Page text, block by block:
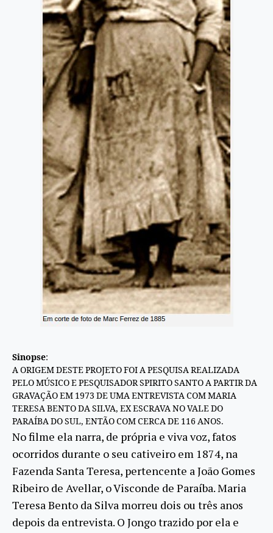
Sinopse:
A ORIGEM DESTE PROJETO FOI A PESQUISA REALIZADA
PELO MÚSICO E PESQUISADOR SPIRITO SANTO A PARTIR DA
GRAVAÇÃO EM 1973 DE UMA ENTREVISTA COM MARIA
TERESABENTO DA SILVA, EX ESCRAVA NO VALE DO
PARAÍBA DO SUL, ENTÃO COM CERCADE 116 ANOS.
No filme ela narra, de própria e viva voz, fatos
ocorridos durante o seu cativeiro em 1874, na
Fazenda Santa Teresa, pertencente a João Gomes
Ribeiro de Avellar, o Visconde de Paraíba. Maria
Teresa Bento da Silva morreu dois ou três anos
depois da entrevista. O Jongo trazido por ela e